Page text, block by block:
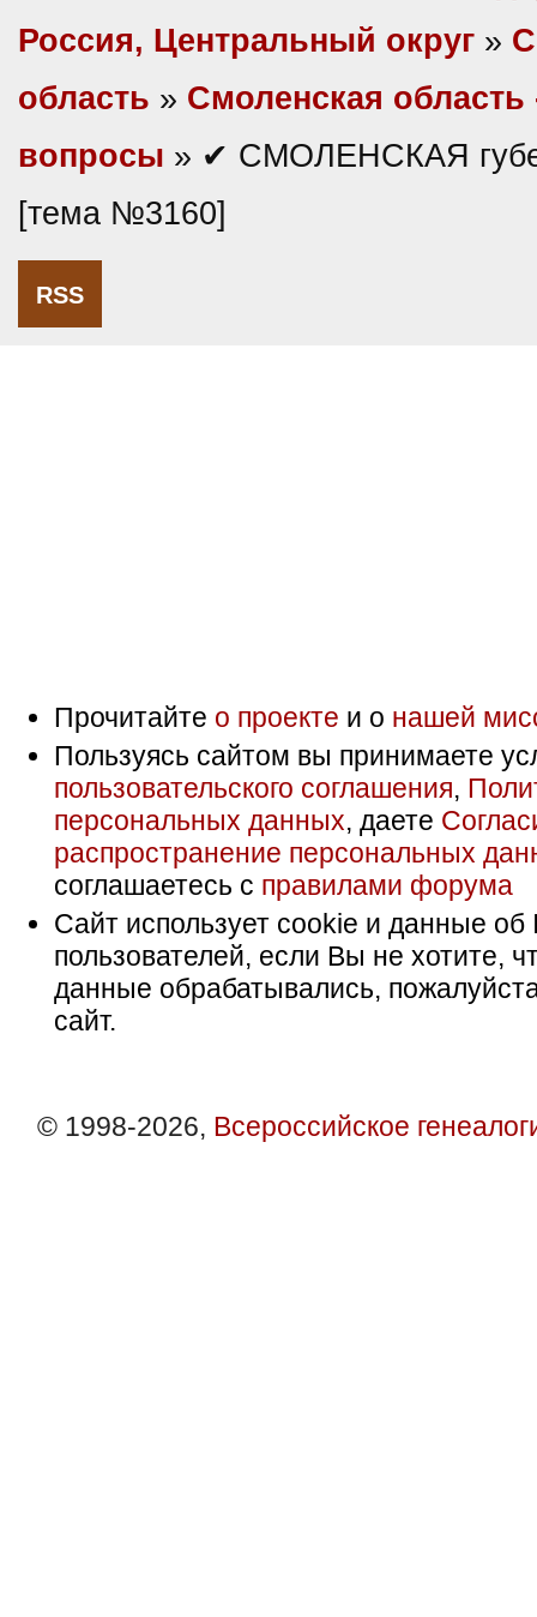
Россия, Центральный округ »
область » Смоленская
вопросы » ✔ СМОЛЕНСКАЯ
[тема №3160]
RSS
Прочитайте о проекте и о нашей
Пользуясь сайтом вы принимаете
пользовательского соглашения,
персональных данных, даете
распространение персональных
соглашаетесь с правилами форума
Сайт использует cookie и данные об
пользователей, если Вы не хотите,
данные обрабатывались,
сайт.
© 1998-2026, Всероссийское